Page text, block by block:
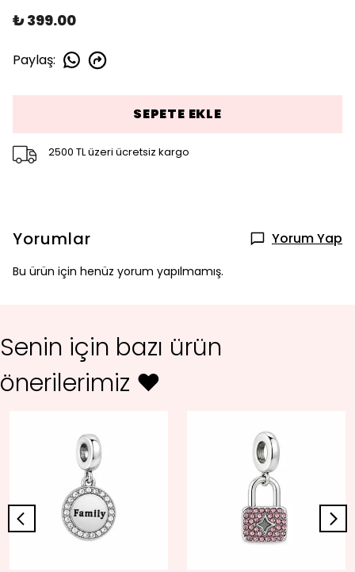
₺ 399.00
Paylaş:
SEPETE EKLE
2500 TL üzeri ücretsiz kargo
Yorumlar Yorum Yap
Bu ürün için henüz yorum yapılmamış.
Senin için bazı ürün
önerilerimiz ♥